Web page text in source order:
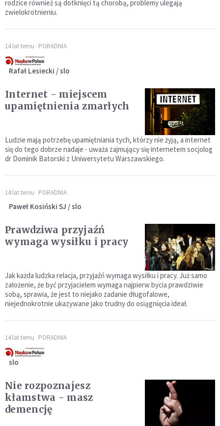
rodzice również są dotknięci tą chorobą, problemy ulegają
zwielokrotnieniu.
14 lat temu PORADNIA
Rafał Lesiecki / slo
Internet - miejscem
upamiętnienia zmarłych
Ludzie mają potrzebę upamiętniania tych, którzy nie żyją, a internet
się do tego dobrze nadaje - uważa zajmujący się internetem socjolog
dr Dominik Batorski z Uniwersytetu Warszawskiego.
14 lat temu PORADNIA
Paweł Kosiński SJ / slo
Prawdziwa przyjaźń
wymaga wysiłku i pracy
Jak każda ludzka relacja, przyjaźń wymaga wysiłku i pracy. Już samo
założenie, że być przyjacielem wymaga najpierw bycia prawdziwie
sobą, sprawia, że jest to niejako zadanie długofalowe,
niejednokrotnie ukazywane jako trudny do osiągnięcia ideał.
14 lat temu PORADNIA
slo
Nie rozpoznajesz
kłamstwa - masz
demencję